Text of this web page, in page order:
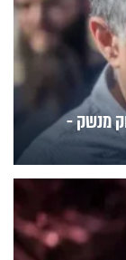
מנשק -